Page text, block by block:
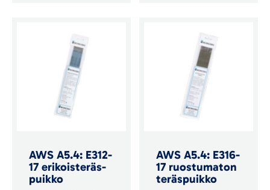
AWS A5.4: E312-
17 erikois­teräs­
puikko
AWS A5.4: E316-
17 ruostumaton
teräs­puikko